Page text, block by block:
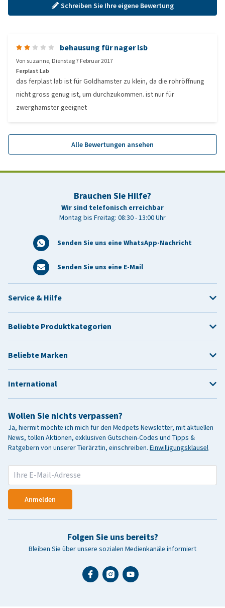
Schreiben Sie Ihre eigene Bewertung
behausung für nager lsb
Von suzanne, Dienstag 7 Februar 2017
Ferplast Lab
das ferplast lab ist für Goldhamster zu klein, da die rohröffnung
nicht gross genug ist, um durchzukommen. ist nur für
zwerghamster geeignet
Alle Bewertungen ansehen
Brauchen Sie Hilfe?
Wir sind telefonisch erreichbar
Montag bis Freitag: 08:30 - 13:00 Uhr
Senden Sie uns eine WhatsApp-Nachricht
Senden Sie uns eine E-Mail
Wollen Sie nichts verpassen?
Ja, hiermit möchte ich mich für den Medpets Newsletter, mit aktuellen
News, tollen Aktionen, exklusiven Gutschein-Codes und Tipps &
Ratgebern von unserer Tierärztin, einschreiben. Einwilligungsklausel
Anmelden
Folgen Sie uns bereits?
Bleiben Sie über unsere sozialen Medienkanäle informiert
Service & Hilfe
Beliebte Produktkategorien
Beliebte Marken
International